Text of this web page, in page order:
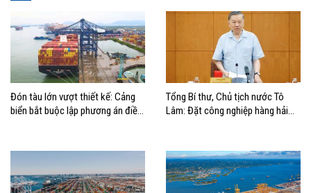
Đón tàu lớn vượt thiết kế: Cảng
biển bắt buộc lập phương án điều
Tổng Bí thư, Chủ tịch nước Tô
Lâm: Đặt công nghiệp hàng hải
biển mạnh